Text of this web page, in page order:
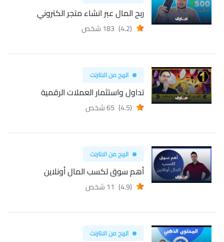
ربح المال عبر انشاء متجر الكتروني
(4.2) 183 شخص
الربح من الانترنت
تداول واستثمار العملات الرقمية
(4.5) 65 شخص
الربح من الانترنت
أهم سوق لكسب المال أونلاين
(4.9) 11 شخص
الربح من الانترنت